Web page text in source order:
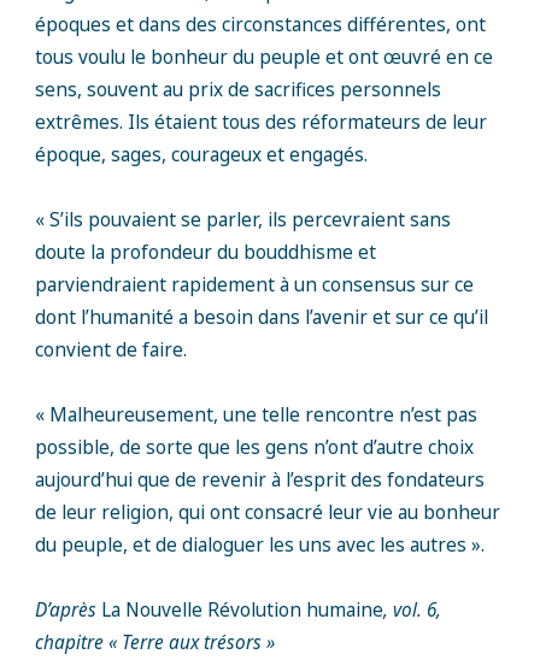
époques et dans des circonstances différentes, ont
tous voulu le bonheur du peuple et ont œuvré en ce
sens, souvent au prix de sacrifices personnels
extrêmes. Ils étaient tous des réformateurs de leur
époque, sages, courageux et engagés.
« S’ils pouvaient se parler, ils percevraient sans
doute la profondeur du bouddhisme et
parviendraient rapidement à un consensus sur ce
dont l’humanité a besoin dans l’avenir et sur ce qu’il
convient de faire.
« Malheureusement, une telle rencontre n’est pas
possible, de sorte que les gens n’ont d’autre choix
aujourd’hui que de revenir à l’esprit des fondateurs
de leur religion, qui ont consacré leur vie au bonheur
du peuple, et de dialoguer les uns avec les autres ».
D’aprèsLa Nouvelle Révolution humaine, vol. 6,
chapitre « Terre aux trésors »